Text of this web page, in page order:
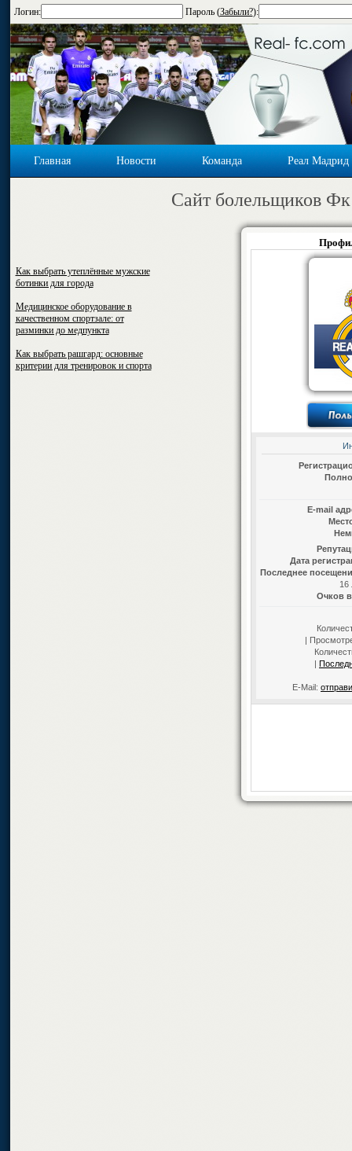
Логин: Пароль (Забыли?):
Главная Новости Команда Реал Мадрид
Cайт болельщиков
Как выбрать утеплённые мужские
ботинки для города
Медицинское оборудование в
качественном спортзале: от
разминки до медпункта
Как выбрать рашгард: основные
критерии для тренировок и спорта
E-mail
Дата
Последнее
16
Очков в
|
|
E-Mail: